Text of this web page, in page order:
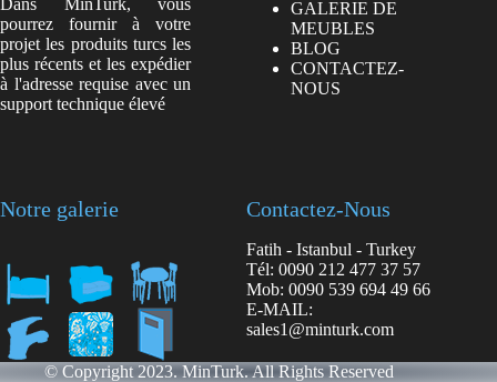
Dans MinTurk, vous
pourrez fournir à votre
projet les produits turcs les
plus récents et les expédier
à l'adresse requise avec un
support technique élevé
GALERIE DE
MEUBLES
BLOG
CONTACTEZ-
NOUS
Notre galerie Contactez-Nous
Fatih - Istanbul - Turkey
Tél: 0090 212 477 37 57
Mob: 0090 539 694 49 66
E-MAIL:
sales1@minturk.com
© Copyright 2023. MinTurk. All Rights Reserved